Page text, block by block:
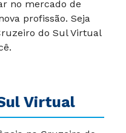
no mercado de
profissão. Seja
do Sul Virtual
Virtual